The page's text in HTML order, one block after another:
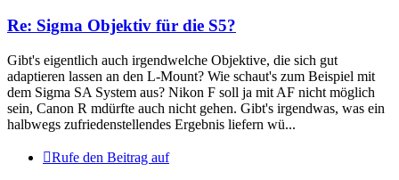
Re: Sigma Objektiv für die S5?
Gibt's eigentlich auch irgendwelche Objektive, die sich gut
adaptieren lassen an den L-Mount? Wie schaut's zum Beispiel mit
dem Sigma SA System aus? Nikon F soll ja mit AF nicht möglich
sein, Canon R mdürfte auch nicht gehen. Gibt's irgendwas, was ein
halbwegs zufriedenstellendes Ergebnis liefern wü...
Rufe den Beitrag auf